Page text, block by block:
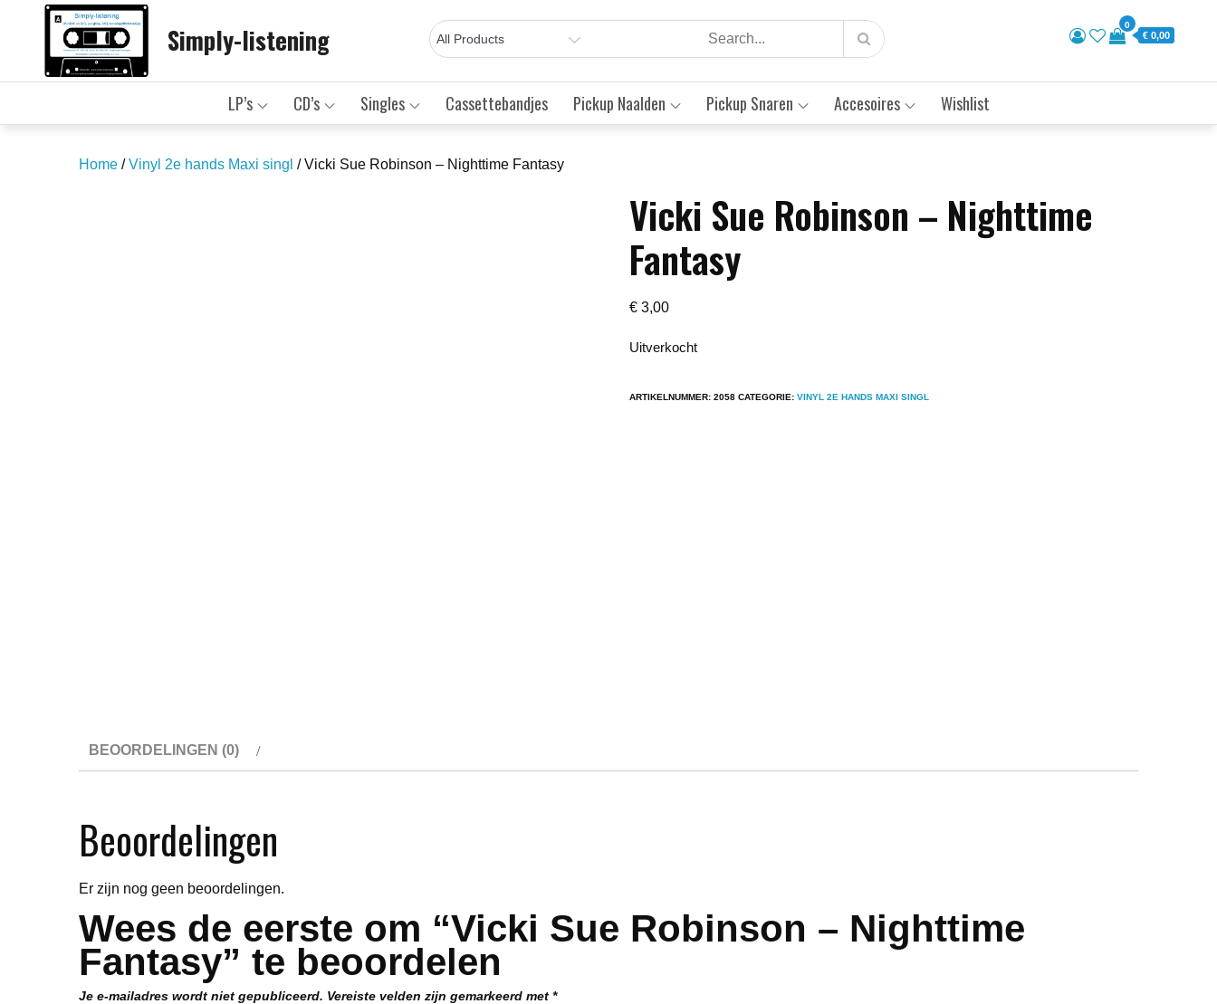
Simply-listening 0
€ 0,00
LP’s CD’s Singles Cassettebandjes Pickup Naalden Pickup Snaren Accesoires Wishlist
Home /Vinyl 2e hands Maxi singl / Vicki Sue Robinson – Nighttime Fantasy
Vicki Sue Robinson – Nighttime
Fantasy
€ 3,00
Uitverkocht
ARTIKELNUMMER:2058 CATEGORIE:VINYL 2E HANDS MAXI SINGL
BEOORDELINGEN (0)
Beoordelingen
Er zijn nog geen beoordelingen.
Wees de eerste om “Vicki Sue Robinson – Nighttime
Fantasy” te beoordelen
Je e-mailadres wordt niet gepubliceerd. Vereiste velden zijn gemarkeerd met *